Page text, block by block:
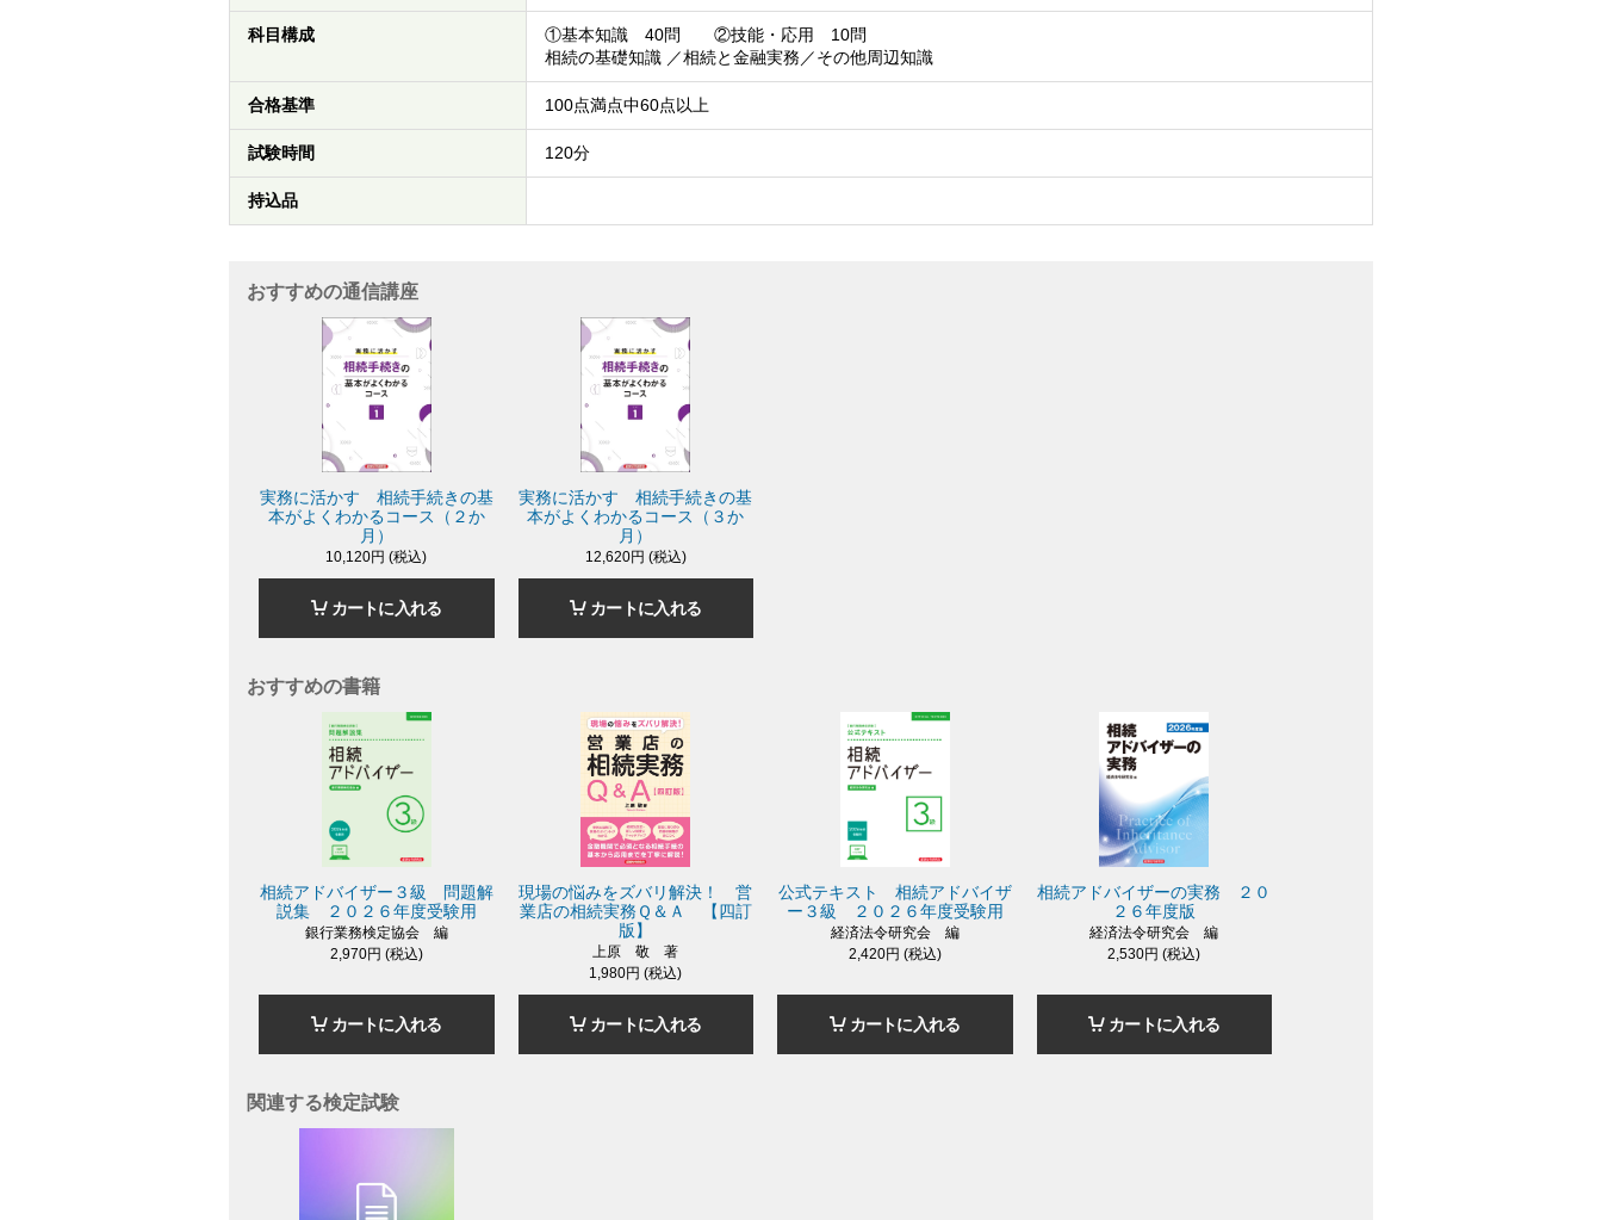
科目構成
①基本知識 40問 ②技能・応用 10問
相続の基礎知識 ／相続と金融実務／その他周辺知識
合格基準 100点満点中60点以上
試験時間 120分
持込品
おすすめの通信講座
実務に活かす 相続手続きの基
本がよくわかるコース（２か
月）
10,120円 (税込)
カートに入れる
実務に活かす 相続手続きの基
本がよくわかるコース（３か
月）
12,620円 (税込)
カートに入れる
おすすめの書籍
相続アドバイザー３級 問題解
説集 ２０２６年度受験用
銀行業務検定協会 編
2,970円 (税込)
カートに入れる
現場の悩みをズバリ解決！ 営
業店の相続実務Ｑ＆Ａ 【四訂
版】
上原 敬 著
1,980円 (税込)
カートに入れる
公式テキスト 相続アドバイザ
ー３級 ２０２６年度受験用
経済法令研究会 編
2,420円 (税込)
カートに入れる
相続アドバイザーの実務 ２０
２６年度版
経済法令研究会 編
2,530円 (税込)
カートに入れる
関連する検定試験